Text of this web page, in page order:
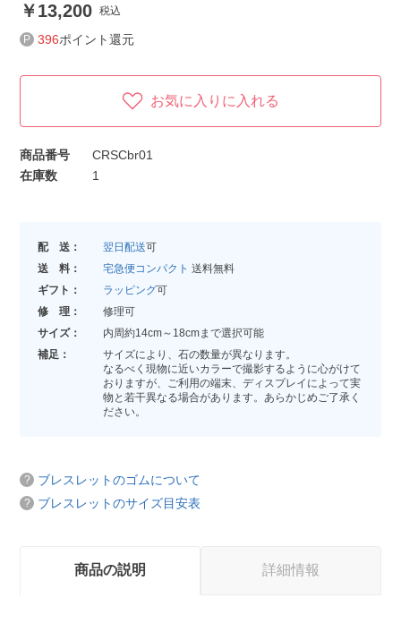
13,200 税込
396ポイント還元
お気に入りに入れる
商品番号
CRSCbr01
在庫数
1
配 送： 翌日配送可
送 料：
宅急便コンパクト 送料無料
ギフト：
ラッピング可
修 理：
修理可
サイズ：
内周約14cm～18cmまで選択可能
補足：
サイズにより、石の数量が異なります。
なるべく現物に近いカラーで撮影するように心がけて
おりますが、ご利用の端末、ディスプレイによって実
物と若干異なる場合があります。あらかじめご了承く
ださい。
ブレスレットのゴムについて
ブレスレットのサイズ目安表
商品の説明 詳細情報